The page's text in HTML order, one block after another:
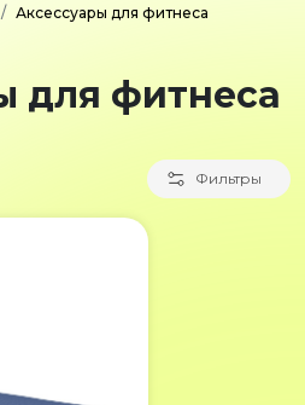
Аксессуары для фитнеса
для фитнеса
Фильтры